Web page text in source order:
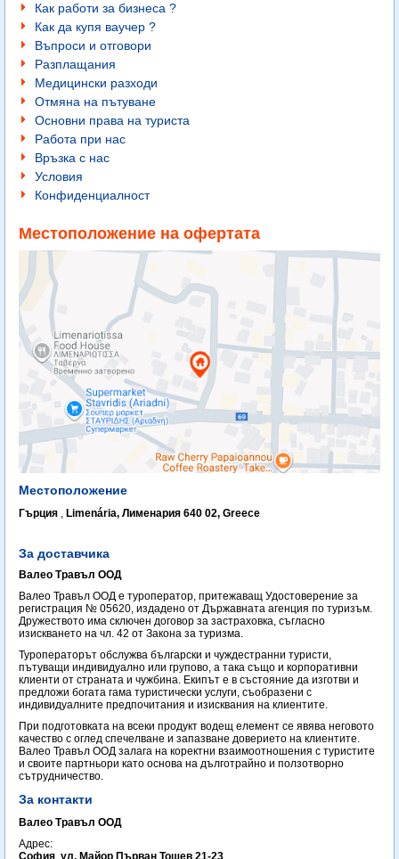
Как работи за бизнеса ?
Как да купя ваучер ?
Въпроси и отговори
Разплащания
Медицински разходи
Отмяна на пътуване
Основни права на туриста
Работа при нас
Връзка с нас
Условия
Конфиденциалност
Местоположение на офертата
Местоположение
Гърция , Limenária, Лименария 640 02, Greece
За доставчика
Валео Травъл ООД
Валео Травъл ООД е туроператор, притежаващ Удостоверение за
регистрация № 05620, издадено от Държавната агенция по туризъм.
Дружеството има сключен договор за застраховка, съгласно
изискването на чл. 42 от Закона за туризма.
Туроператорът обслужва български и чуждестранни туристи,
пътуващи индивидуално или групово, а така също и корпоративни
клиенти от страната и чужбина. Екипът е в състояние да изготви и
предложи богата гама туристически услуги, съобразени с
индивидуалните предпочитания и изисквания на клиентите.
При подготовката на всеки продукт водещ елемент се явява неговото
качество с оглед спечелване и запазване доверието на клиентите.
Валео Травъл ООД залага на коректни взаимоотношения с туристите
и своите партньори като основа на дълготрайно и ползотворно
сътрудничество.
За контакти
Валео Травъл ООД
Адрес:
София ул. Майор Първан Тошев 21-23